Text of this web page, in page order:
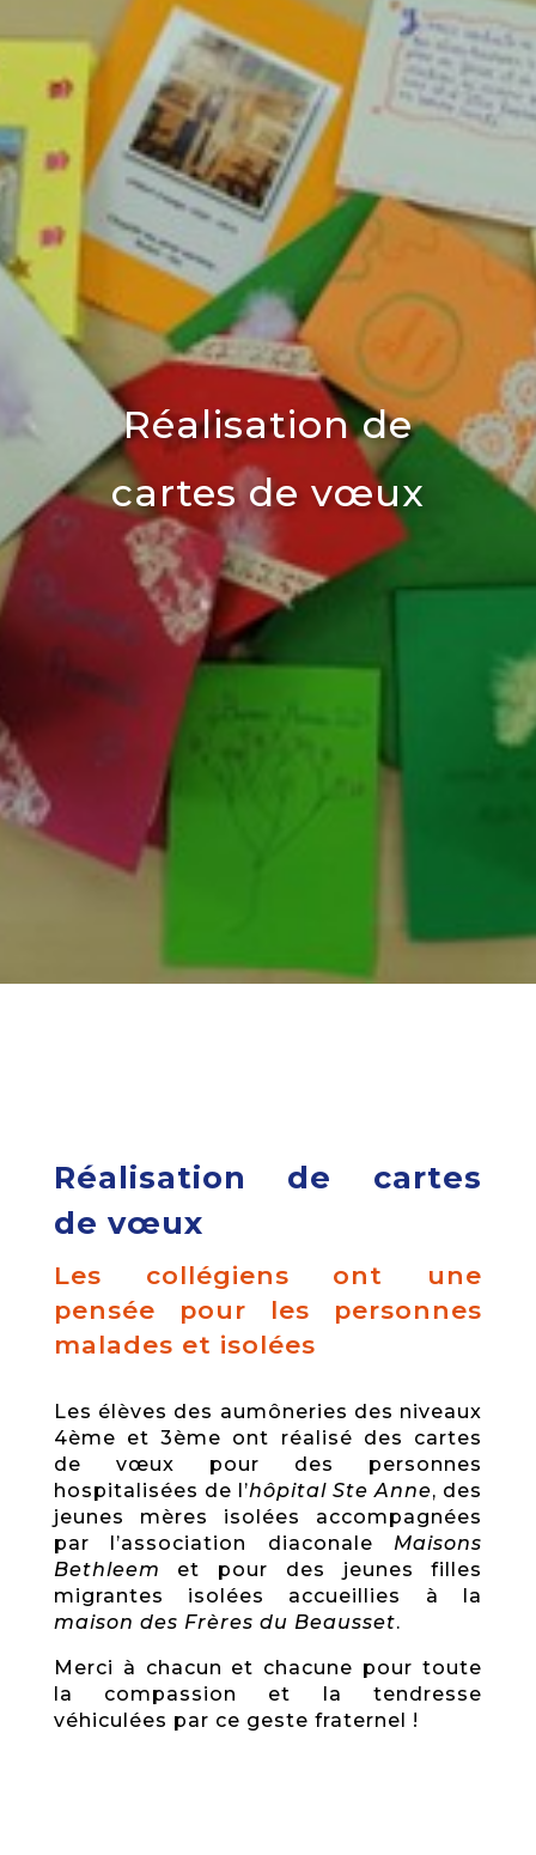
Réalisation de
cartes de vœux
Réalisation de cartes
de vœux
Les collégiens ont une
pensée pour les personnes
malades et isolées
Les élèves des aumôneries des niveaux
4ème et 3ème ont réalisé des cartes
de vœux pour des personnes
hospitalisées de l’hôpital Ste Anne, des
jeunes mères isolées accompagnées
par l’association diaconale Maisons
Bethleem et pour des jeunes filles
migrantes isolées accueillies à la
maison des Frères du Beausset.
Merci à chacun et chacune pour toute
la compassion et la tendresse
véhiculées par ce geste fraternel !